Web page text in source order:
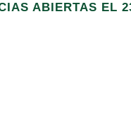
ABIERTAS EL